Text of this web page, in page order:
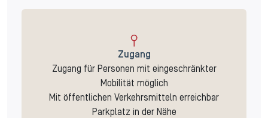
Zugang
Zugang für Personen mit eingeschränkter
Mobilität möglich
Mit öffentlichen Verkehrsmitteln erreichbar
Parkplatz in der Nähe